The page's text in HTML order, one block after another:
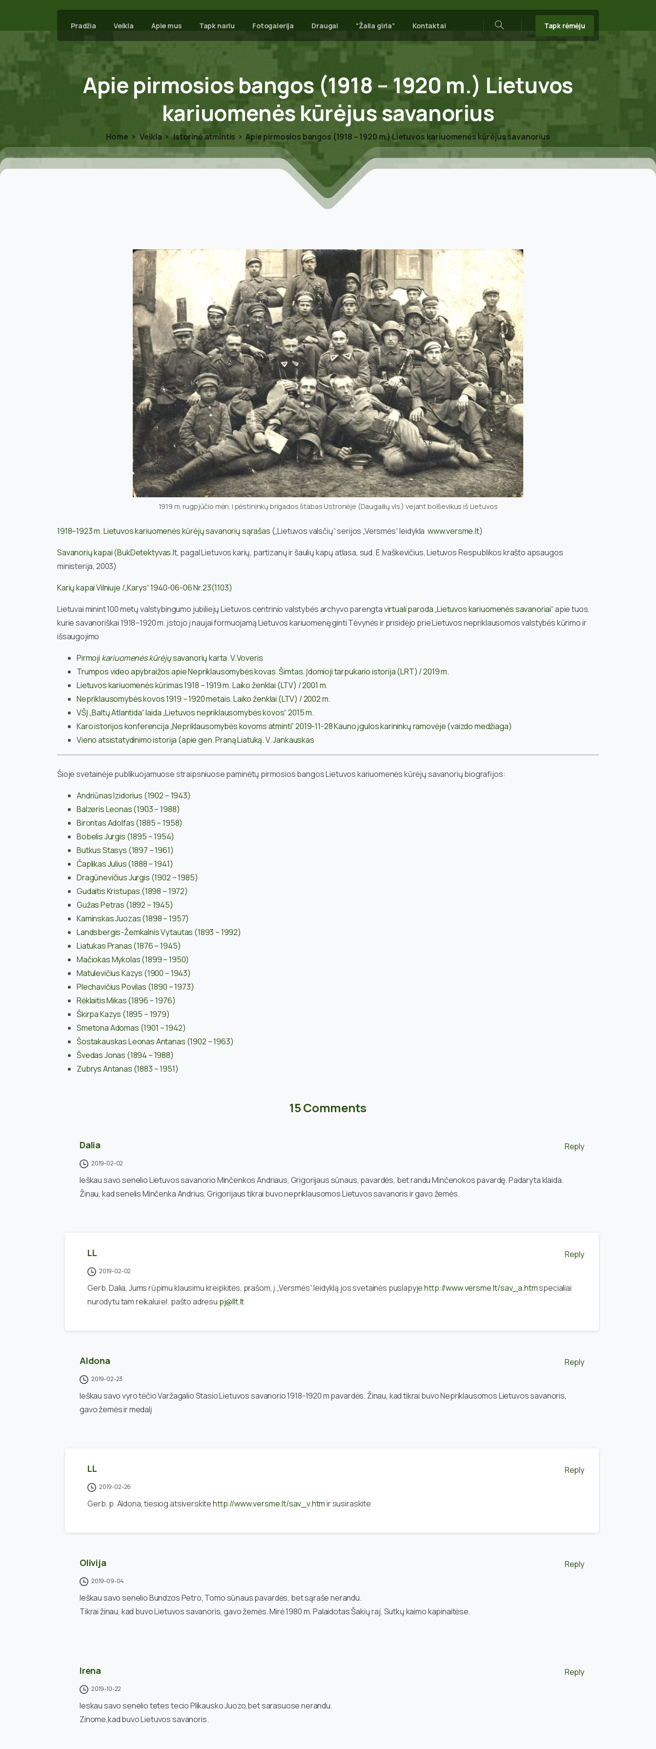
Pradžia Veikla Apie mus Tapk nariu Fotogalerija Draugai “Žalia giria” Kontaktai
Search
Tapk rėmėju
Apie pirmosiosbangos(1918 –1920m.) Lietuvos
kariuomenės kūrėjussavanorius
Home Veikla Istorinė atmintis Apie pirmosios bangos (1918 – 1920 m.) Lietuvos kariuomenės kūrėjus savanorius
1919 m. rugpjūčio mėn. I pėstininkų brigados štabas Ustronėje (Daugailių vls.) vejant bolševikus iš Lietuvos
1918–1923 m. Lietuvos kariuomenės kūrėjų savanorių sąrašas („Lietuvos valsčių“ serijos „Versmės“ leidykla www.versme.lt)
Savanorių kapai(BukDetektyvas.lt, pagal Lietuvos karių, partizanų ir šaulių kapų atlasa, sud. E.Ivaškevičius, Lietuvos Respublikos krašto apsaugos
ministerija, 2003)
Karių kapai Vilniuje /„Karys“ 1940-06-06 Nr.23(1103)
Lietuvai minint 100 metų valstybingumo jubiliejų Lietuvos centrinio valstybės archyvo parengtavirtuali paroda „Lietuvos kariuomenės savanoriai“apie tuos,
kurie savanoriškai 1918–1920 m. įstojo į naujai formuojamą Lietuvos kariuomenę ginti Tėvynės ir prisidėjo prie Lietuvos nepriklausomos valstybės kūrimo ir
išsaugojimo
Pirmoji kariuomenės kūrėjųsavanorių karta. V.Voveris
Trumpos video apybraižos apie Nepriklausomybės kovas. Šimtas. Įdomioji tarpukario istorija (LRT) / 2019 m.
Lietuvos kariuomenės kūrimas 1918 – 1919 m. Laiko ženklai (LTV) / 2001 m.
Nepriklausomybės kovos 1919 – 1920 metais. Laiko ženklai (LTV) / 2002 m.
VŠĮ „Baltų Atlantida“ laida „Lietuvos nepriklausomybės kovos“ 2015 m.
Karo istorijos konferencija „Nepriklausomybės kovoms atminti” 2019-11-28 Kauno įgulos karininkų ramovėje (vaizdo medžiaga)
Vieno atsistatydinimo istorija (apie gen. Praną Liatuką. V. Jankauskas
Šioje svetainėje publikuojamuose straipsniuose paminėtų pirmosios bangos Lietuvos kariuomenės kūrėjų savanorių biografijos:
Andriūnas Izidorius (1902 – 1943)
Balzeris Leonas (1903 – 1988)
Birontas Adolfas (1885 – 1958)
Bobelis Jurgis (1895 – 1954)
Butkus Stasys (1897 – 1961)
Čaplikas Julius (1888 – 1941)
Dragūnevičius Jurgis (1902 – 1985)
Gudaitis Kristupas (1898 – 1972)
Gužas Petras (1892 – 1945)
Kaminskas Juozas (1898 – 1957)
Landsbergis-Žemkalnis Vytautas (1893 – 1992)
Liatukas Pranas (1876 – 1945)
Mačiokas Mykolas (1899 – 1950)
Matulevičius Kazys (1900 – 1943)
Plechavičius Povilas (1890 – 1973)
Rėklaitis Mikas (1896 – 1976)
Škirpa Kazys (1895 – 1979)
Smetona Adomas (1901 – 1942)
Šostakauskas Leonas Antanas (1902 – 1963)
Švedas Jonas (1894 – 1988)
Zubrys Antanas (1883 – 1951)
15 Comments
Dalia Reply
2019-02-02
Ieškau savo senelio Lietuvos savanorio Minčenkos Andriaus, Grigorijaus sūnaus, pavardės, bet randu Minčenokos pavardę. Padaryta klaida.
Žinau, kad senelis Minčenka Andrius, Grigorijaus tikrai buvo nepriklausomos Lietuvos savanoris ir gavo žemės.
LL Reply
2019-02-02
Gerb. Dalia, Jums rūpimu klausimu kreipkitės, prašom, į „Versmės“ leidyklą jos svetainės puslapyjehttp://www.versme.lt/sav_a.htmspecialiai
nurodytu tam reikalui el. pašto adresu pj@llt.lt
Aldona Reply
2019-02-23
Ieškau savo vyro tėčio Varžagalio Stasio Lietuvos savanorio 1918-1920 m pavardės. Žinau, kad tikrai buvo Nepriklausomos Lietuvos savanoris,
gavo žemės ir medalį
LL Reply
2019-02-26
Gerb. p. Aldona, tiesiog atsiverskitehttp://www.versme.lt/sav_v.htmir susiraskite
Olivija Reply
2019-09-04
Ieškau savo senelio Bundzos Petro, Tomo sūnaus pavardės, bet sąraše nerandu.
Tikrai žinau, kad buvo Lietuvos savanoris, gavo žemės. Mirė 1980 m. Palaidotas Šakių raj. Sutkų kaimo kapinaitėse.
Irena Reply
2019-10-22
Ieskau savo senelio tetes tecio Plikausko Juozo,bet sarasuose nerandu.
Zinome,kad buvo Lietuvos savanoris.